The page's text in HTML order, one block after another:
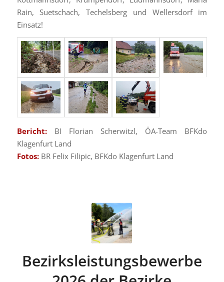
Rain, Suetschach, Techelsberg und Wellersdorf im
Einsatz!
Bericht:BI Florian Scherwitzl, ÖA-Team BFKdo
Klagenfurt Land
Fotos:BR Felix Filipic, BFKdo Klagenfurt Land
Bezirksleistungsbewerbe